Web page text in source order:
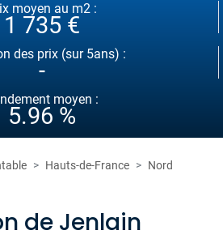
moyen au m2 :
1 735 €
des prix (sur 5ans) :
-
moyen :
5.96 %
Hauts-de-France
Nord
de Jenlain